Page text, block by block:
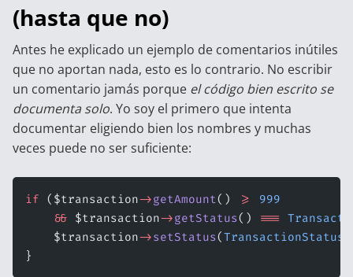
(hasta que no)
Antes he explicado un ejemplo de comentarios inútiles
que no aportan nada, esto es lo contrario. No escribir
un comentario jamás porque el código bien escrito se
documenta solo. Yo soy el primero que intenta
documentar eligiendo bien los nombres y muchas
veces puede no ser suficiente:
if ($transaction->getAmount() >=
999
    &&
$transaction->getStatus() ===
    $transaction
->setStatus(TransactionStatus
}